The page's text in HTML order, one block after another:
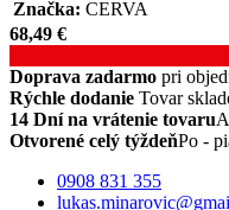
Značka: CERVA
68,49 €
Doprava zadarmo pri
Rýchle dodanie Tovar
14 Dní na vrátenie tovaru
Otvorené celý týždeňPo -
0908 831 355